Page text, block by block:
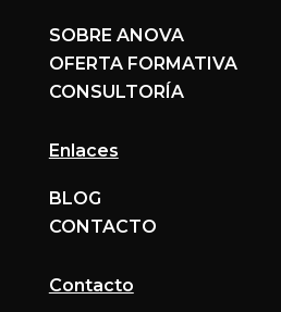
SOBRE ANOVA
OFERTA FORMATIVA
CONSULTORÍA
Enlaces
BLOG
CONTACTO
Contacto